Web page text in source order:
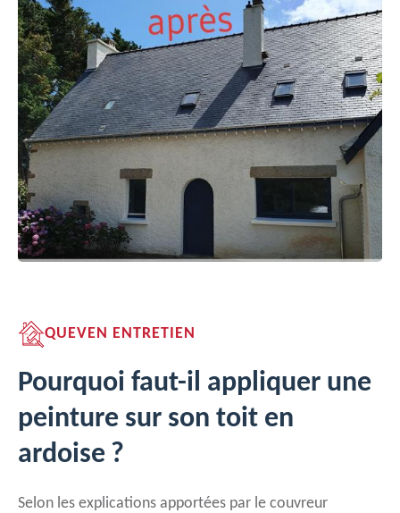
QUEVEN ENTRETIEN
Pourquoi faut-il appliquer une
peinture sur son toit en
ardoise ?
Selon les explications apportées par le couvreur